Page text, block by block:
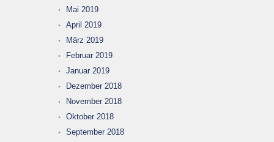
Mai 2019
April 2019
März 2019
Februar 2019
Januar 2019
Dezember 2018
November 2018
Oktober 2018
September 2018